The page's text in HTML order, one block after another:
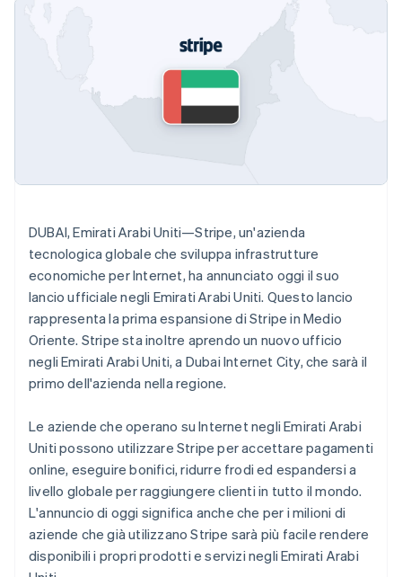
utente
flessibile
Metodi di
Accesso a
oltre 125
Terminal
Pagamenti di
ottimizzata
accelerato
Financial
Connections
Conti finanziari
collegati
Automazione
Stripe Sigma
Report
personalizzati
Data Pipeline
Sincronizzazione
dei dati
Altro
Radar
Prevenzione delle frodi
Atlas
Costituzione di start-up
Climate
Rimozione del carbonio
Identity
Per settore
Gaming
Assicurazione
Media e
intrattenimento
Organizzazioni non
profit
Servizi professionali
Pubblica
amministrazione
Commercio al dettaglio
Ecosistema
Partner
Stripe App Marketplace
Offrire addebiti in base
Emettere carte
garantite da stablecoin
Esegui il provisioning e
Risorse
Integrazioni app
Esempi di codice
Blog per sviluppatori
Stato dell'API
Roadmap del prodotto
Conferenza annuale
Lavora con noi
Sala stampa
Stripe Press
Diventa nostro partner
DUBAI, Emirati Arabi Uniti—Stripe, un'azienda
tecnologica globale che sviluppa infrastrutture
economiche per Internet, ha annunciato oggi il suo
lancio ufficiale negli Emirati Arabi Uniti. Questo lancio
rappresenta la prima espansione di Stripe in Medio
Oriente. Stripe sta inoltre aprendo un nuovo ufficio
negli Emirati Arabi Uniti, a Dubai Internet City, che sarà il
primo dell'azienda nella regione.
Le aziende che operano su Internet negli Emirati Arabi
Uniti possono utilizzare Stripe per accettare pagamenti
online, eseguire bonifici, ridurre frodi ed espandersi a
livello globale per raggiungere clienti in tutto il mondo.
L'annuncio di oggi significa anche che per i milioni di
aziende che già utilizzano Stripe sarà più facile rendere
disponibili i propri prodotti e servizi negli Emirati Arabi